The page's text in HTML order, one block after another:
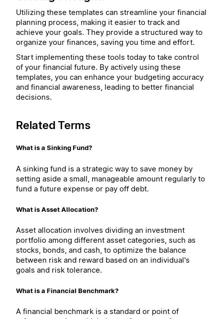
Utilizing these templates can streamline your financial
planning process, making it easier to track and
achieve your goals. They provide a structured way to
organize your finances, saving you time and effort.
Start implementing these tools today to take control
of your financial future. By actively using these
templates, you can enhance your budgeting accuracy
and financial awareness, leading to better financial
decisions.
Related Terms
What is a Sinking Fund?
A sinking fund is a strategic way to save money by
setting aside a small, manageable amount regularly to
fund a future expense or pay off debt.
What is Asset Allocation?
Asset allocation involves dividing an investment
portfolio among different asset categories, such as
stocks, bonds, and cash, to optimize the balance
between risk and reward based on an individual's
goals and risk tolerance.
What is a Financial Benchmark?
A financial benchmark is a standard or point of